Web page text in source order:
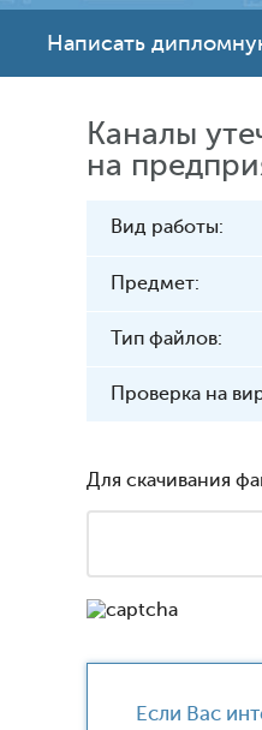
Написать
Каналы
на
Вид работы:
Предмет:
Тип файлов:
Проверка на
Для скачивания
Если Вас